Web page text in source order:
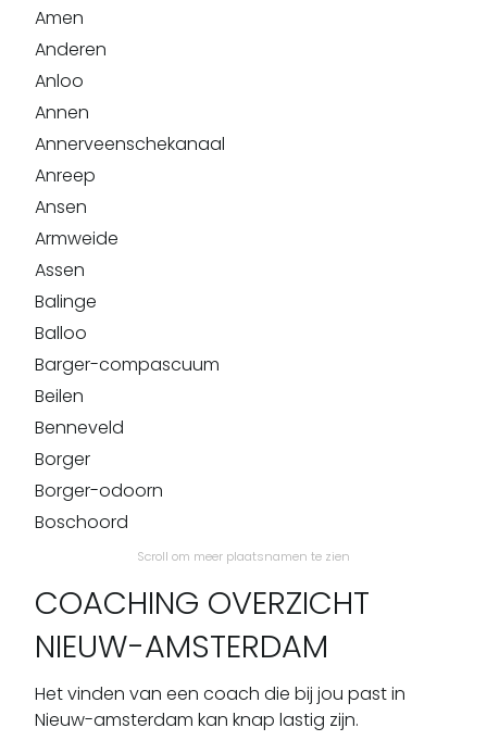
Amen
Anderen
Anloo
Annen
Annerveenschekanaal
Anreep
Ansen
Armweide
Assen
Balinge
Balloo
Barger-compascuum
Beilen
Benneveld
Borger
Borger-odoorn
Boschoord
Bovensmilde
Bronnegerveen
Bruntinge
Buinerveen
Scroll om meer plaatsnamen te zien
COACHING OVERZICHT
NIEUW-AMSTERDAM
Het vinden van een coach die bij jou past in
Nieuw-amsterdam kan knap lastig zijn.